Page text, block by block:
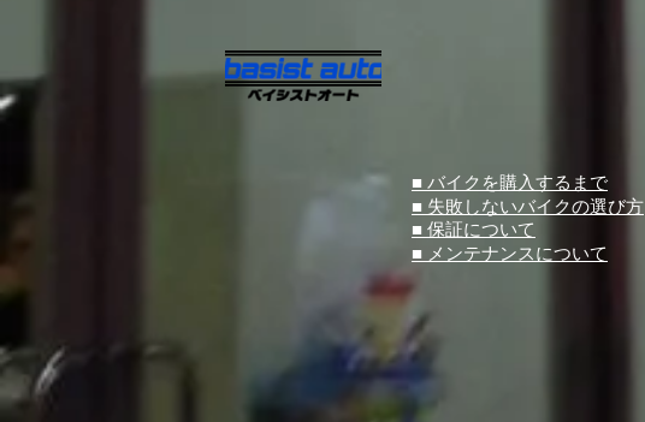
■ バイクを購入するまで
■ 失敗しないバイクの選び方
■ 保証について
■ メンテナンスについて